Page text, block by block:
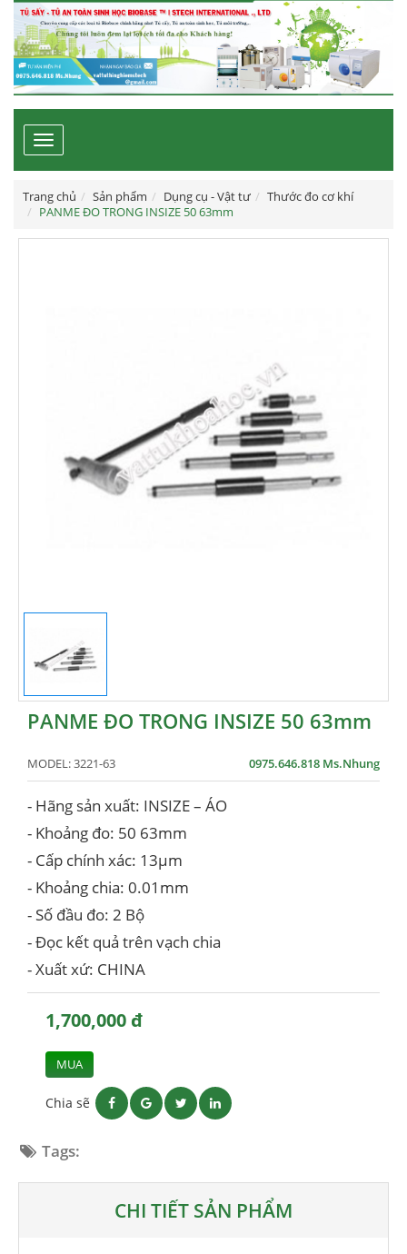
Toggle
navigation
Trang chủ Sản phẩm Dụng cụ - Vật tư
Thước đo cơ khí
PANME ĐO TRONG INSIZE 50 63mm
PANME ĐO TRONG INSIZE 50 63mm
MODEL:3221-63 0975.646.818 Ms.Nhung
- Hãng sản xuất: INSIZE – ÁO
- Khoảng đo: 50 63mm
- Cấp chính xác: 13µm
- Khoảng chia: 0.01mm
- Số đầu đo: 2 Bộ
- Đọc kết quả trên vạch chia
- Xuất xứ: CHINA
1,700,000 đ
MUA
Chia sẽ
Tags:
CHI TIẾT SẢN PHẨM